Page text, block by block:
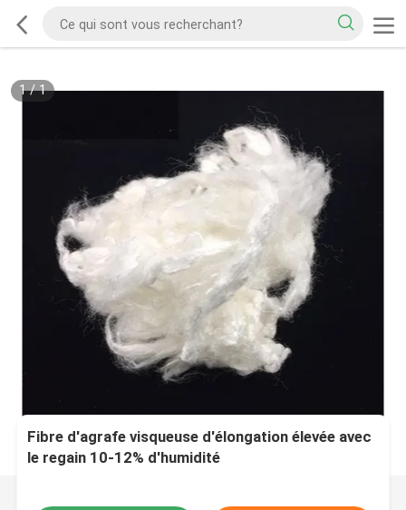
1/1
Fibre d'agrafe visqueuse d'élongation élevée avec
le regain 10-12% d'humidité